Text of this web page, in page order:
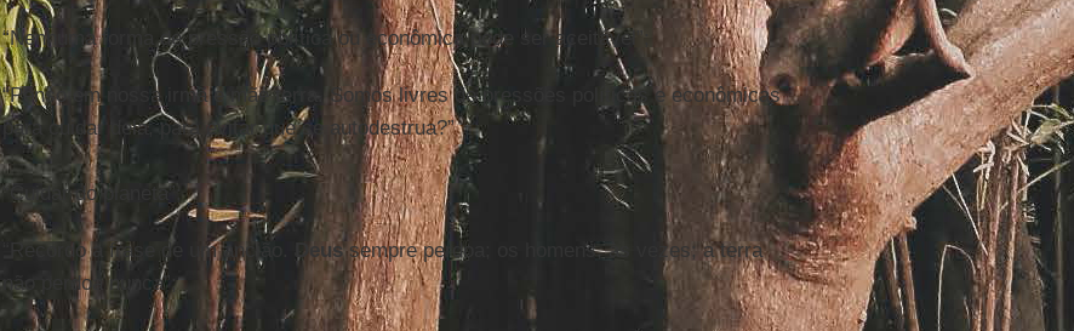
“Nenhuma forma de pressão política ou econômica pode ser aceitável”;
“Penso em nossa irmã e mãe terra. Somos livres de pressões políticas e econômicas
para cuidar dela, para evitar que se autodestrua?”
“Cuidar do planeta”;
“Recordo a frase de um ancião. Deussempre perdoa; os homens, às vezes; a terra
não perdoa nunca”;